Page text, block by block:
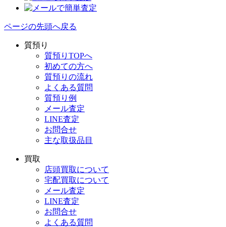
ページの先頭へ戻る
質預り
質預りTOPへ
初めての方へ
質預りの流れ
よくある質問
質預り例
メール査定
LINE査定
お問合せ
主な取扱品目
買取
店頭買取について
宅配買取について
メール査定
LINE査定
お問合せ
よくある質問